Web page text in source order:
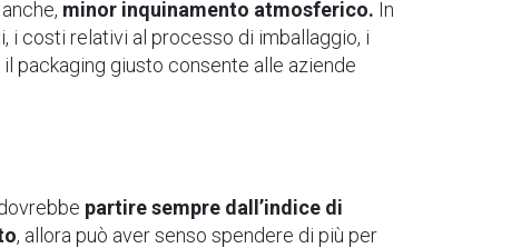
minor inquinamento atmosferico. In
i costi relativi al processo di imballaggio, i
packaging giusto consente alle aziende
partire sempre dall’indice di
, allora può aver senso spendere di più per